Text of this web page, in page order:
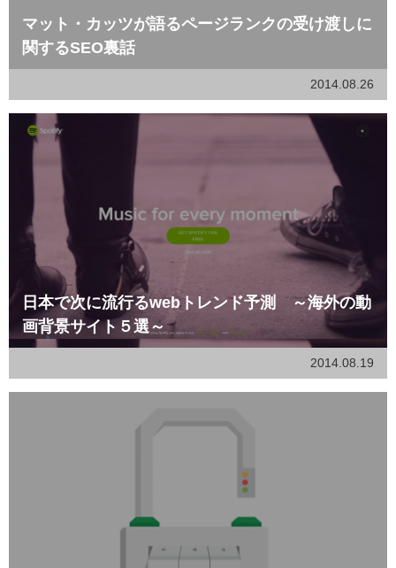
マット・カッツが語るページランクの受け渡しに
関するSEO裏話
2014.08.26
日本で次に流行るwebトレンド予測 ～海外の動
画背景サイト５選～
2014.08.19